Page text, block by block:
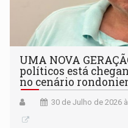
UMA NOVA
políticos está
no cenário
30 de Julho de 2026